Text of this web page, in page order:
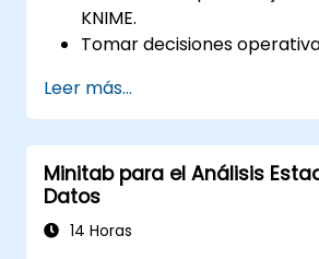
KNIME.
Tomar decisiones
Implementar proyectos
ciencia de datos.
Leer más...
Minitab para el Análisis
Datos
14 Horas